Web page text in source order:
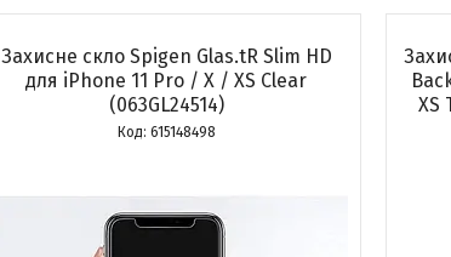
Захисне скло Spigen Glas.tR Slim HD
для iPhone 11 Pro / X / XS Clear
(063GL24514)
615148498
XS